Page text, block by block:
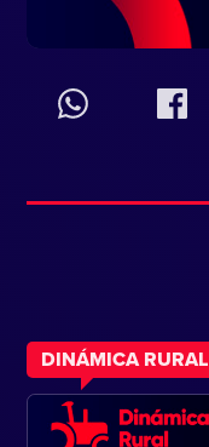
DINÁMICA RURAL